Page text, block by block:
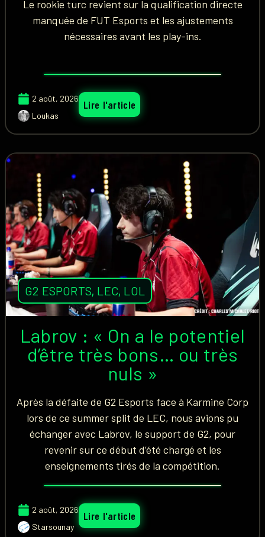
Le rookie turc revient sur la qualification directe
manquée de FUT Esports et les ajustements
nécessaires avant les play-ins.
2 août, 2026
Loukas
Lire l'article
G2 ESPORTS, LEC, LOL
Labrov : « On a le potentiel
d’être très bons… ou très
nuls »
Après la défaite de G2 Esports face à Karmine Corp
lors de ce summer split de LEC, nous avions pu
échanger avec Labrov, le support de G2, pour
revenir sur ce début d’été chargé et les
enseignements tirés de la compétition.
2 août, 2026
Starsounay
Lire l'article